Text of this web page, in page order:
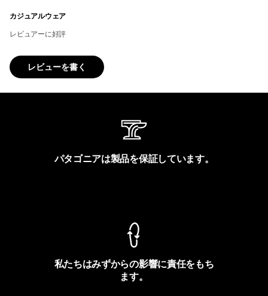
カジュアルウェア
レビュアーに好評
レビューを書く
パタゴニアは製品を保証しています。
私たちはみずからの影響に責任をもち
ます。